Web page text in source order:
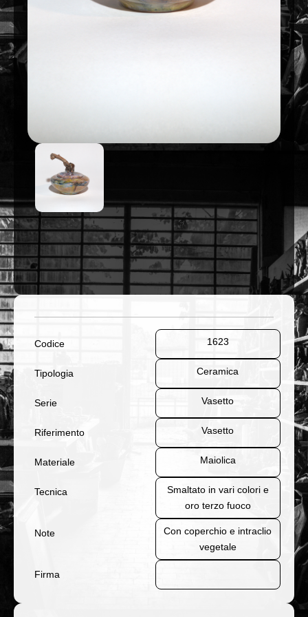
Codice 1623
Tipologia Ceramica
Serie Vasetto
Riferimento Vasetto
Materiale Maiolica
Tecnica
Smaltato in vari colori e
oro terzo fuoco
Note
Con coperchio e intraclio
vegetale
Firma